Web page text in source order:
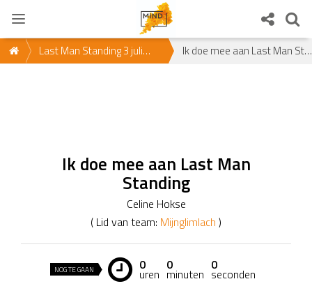
Last Man Standing 3 juli
Ik doe mee aan Last Man Standing
Ik doe mee aan Last Man
Standing
Celine Hokse
( Lid van team: Mijnglimlach )
NOG TE GAAN 0
uren
0
minuten
0
seconden